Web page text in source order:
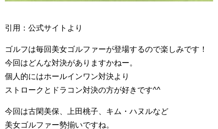
引用：公式サイトより
ゴルフは毎回美女ゴルファーが登場するので楽しみです！
今回はどんな対決がありますかねー。
個人的にはホールインワン対決より
ストロークとドラコン対決の方が好きです^^
今回は古閑美保、上田桃子、キム・ハヌルなど
美女ゴルファー勢揃いですね。